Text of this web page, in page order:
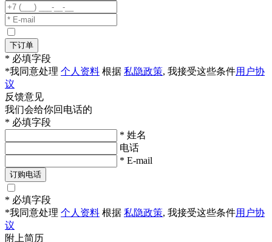
下订单
* 必填字段
*我同意处理 个人资料 根据 私隐政策, 我接受这些条件用户协
议
反馈意见
我们会给你回电话的
* 必填字段
* 姓名
电话
* E-mail
订购电话
* 必填字段
*我同意处理 个人资料 根据 私隐政策, 我接受这些条件用户协
议
附上简历